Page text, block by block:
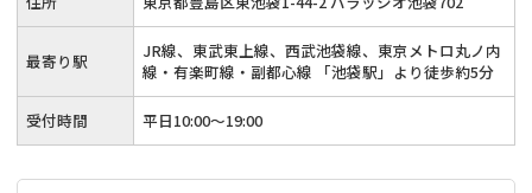
最寄り駅
JR線、東武東上線、西武池袋線、東京メトロ丸ノ内
線・有楽町線・副都心線 「池袋駅」より徒歩約5分
受付時間 平日10:00～19:00